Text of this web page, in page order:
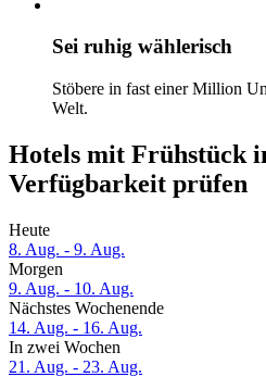
Sei ruhig wählerisch
Stöbere in fast einer Million
Welt.
Hotels mit Frühstück
Verfügbarkeit prüfen
Heute
8. Aug. - 9. Aug.
Morgen
9. Aug. - 10. Aug.
Nächstes Wochenende
14. Aug. - 16. Aug.
In zwei Wochen
21. Aug. - 23. Aug.